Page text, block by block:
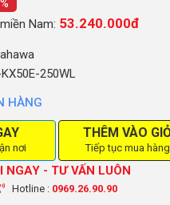
Nam: 53.240.000đ
250WL
HÀNG
nơi
THÊM VÀO
Tiếp tục mua hàng
NGAY - TƯ VẤN LUÔN
Hotline : 0969.26.90.90